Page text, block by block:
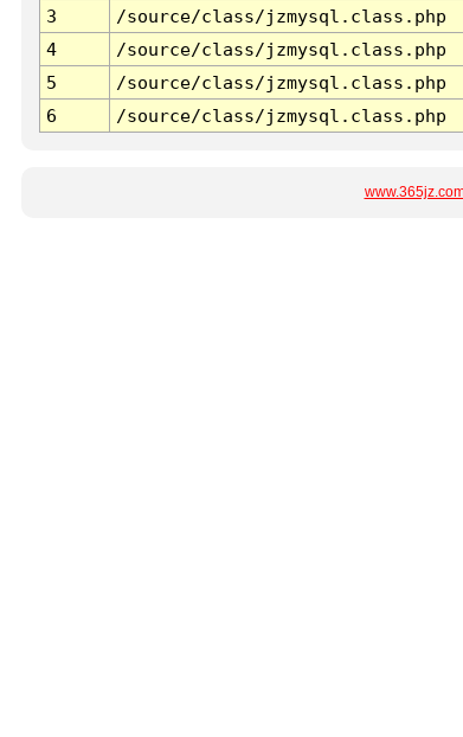
3
/source/class/jzmysql.class.php
4
/source/class/jzmysql.class.php
5
/source/class/jzmysql.class.php
6
/source/class/jzmysql.class.php